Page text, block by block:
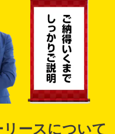
ースについて